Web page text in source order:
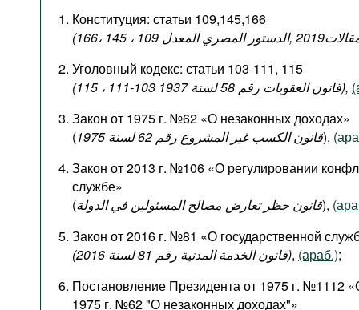
Конституция: статьи 109,145,166
Уголовный кодекс: статьи 103-111, 115
(قانون العقوبات رقم 58 لسنة 1937 103-111 ، 115),
Закон от 1975 г. №62 «О незаконных доходах»
(
قانون الكسب غير المشروع رقم 62 لسنة 1975),
Закон от 2013 г. №106 «О регулировании
службе»
(قانون حظر تعارض مصالح المسئولين في الدولة),
Закон от 2016 г. №81 «О государственной
(قانون الخدمة المدنية رقم 81 لسنة 2016), (араб.);
Постановление Президента от 1975 г. №1112
1975 г. №62 "О незаконных доходах"»